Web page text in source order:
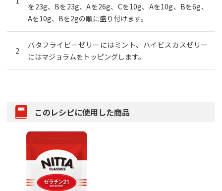
を23g、Bを23g、Aを26g、Cを10g、Aを10g、Bを6g、
Aを10g、Bを2gの順に盛り付けます。
バタフライピーゼリーにはミント、ハイビスカスゼリー
にはマジョラムをトッピングします。
このレシピに使用した商品